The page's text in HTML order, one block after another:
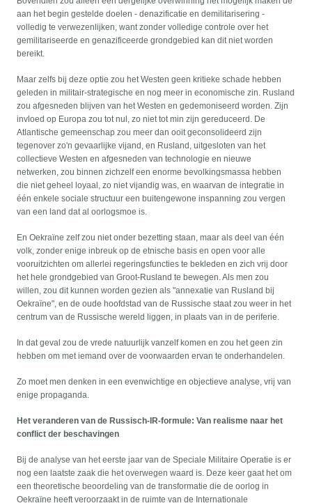
aan het begin gestelde doelen - denazificatie en demilitarisering -
volledig te verwezenlijken, want zonder volledige controle over het
gemilitariseerde en genazificeerde grondgebied kan dit niet worden
bereikt.
Maar zelfs bij deze optie zou het Westen geen kritieke schade hebben
geleden in militair-strategische en nog meer in economische zin. Rusland
zou afgesneden blijven van het Westen en gedemoniseerd worden. Zijn
invloed op Europa zou tot nul, zo niet tot min zijn gereduceerd. De
Atlantische gemeenschap zou meer dan ooit geconsolideerd zijn
tegenover zo'n gevaarlijke vijand, en Rusland, uitgesloten van het
collectieve Westen en afgesneden van technologie en nieuwe
netwerken, zou binnen zichzelf een enorme bevolkingsmassa hebben
die niet geheel loyaal, zo niet vijandig was, en waarvan de integratie in
één enkele sociale structuur een buitengewone inspanning zou vergen
van een land dat al oorlogsmoe is.
En Oekraïne zelf zou niet onder bezetting staan, maar als deel van één
volk, zonder enige inbreuk op de etnische basis en open voor alle
vooruitzichten om allerlei regeringsfuncties te bekleden en zich vrij door
het hele grondgebied van Groot-Rusland te bewegen. Als men zou
willen, zou dit kunnen worden gezien als "annexatie van Rusland bij
Oekraïne", en de oude hoofdstad van de Russische staat zou weer in het
centrum van de Russische wereld liggen, in plaats van in de periferie.
In dat geval zou de vrede natuurlijk vanzelf komen en zou het geen zin
hebben om met iemand over de voorwaarden ervan te onderhandelen.
Zo moet men denken in een evenwichtige en objectieve analyse, vrij van
enige propaganda.
Het veranderen van de Russisch-IR-formule: Van realisme naar het
conflict der beschavingen
Bij de analyse van het eerste jaar van de Speciale Militaire Operatie is er
nog een laatste zaak die het overwegen waard is. Deze keer gaat het om
een theoretische beoordeling van de transformatie die de oorlog in
Oekraïne heeft veroorzaakt in de ruimte van de Internationale